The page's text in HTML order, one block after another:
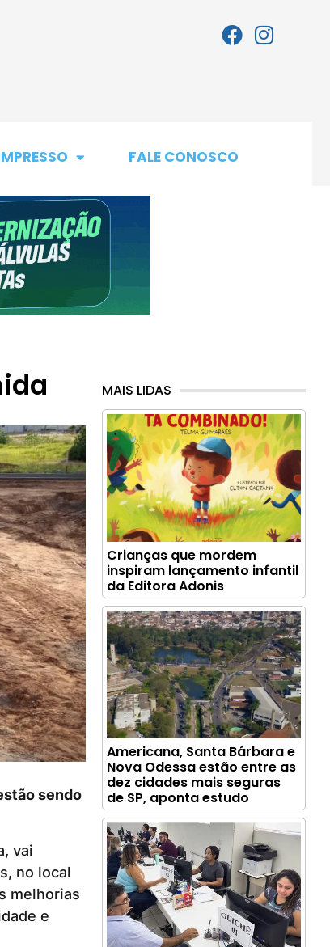
FALE CONOSCO
sendo
vai
no local
melhorias
e
MAIS LIDAS
Crianças que mordem
inspiram lançamento infantil
da Editora Adonis
Americana, Santa Bárbara e
Nova Odessa estão entre as
dez cidades mais seguras
de SP, aponta estudo